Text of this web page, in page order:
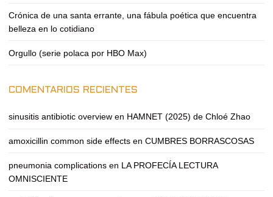
Crónica de una santa errante, una fábula poética que encuentra
belleza en lo cotidiano
Orgullo (serie polaca por HBO Max)
COMENTARIOS RECIENTES
sinusitis antibiotic overview en HAMNET (2025) de Chloé Zhao
amoxicillin common side effects en CUMBRES BORRASCOSAS
pneumonia complications en LA PROFECÍA LECTURA
OMNISCIENTE